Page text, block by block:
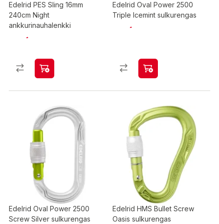
Edelrid PES Sling 16mm
240cm Night
ankkurinauhalenkki
Edelrid Oval Power 2500
Triple Icemint sulkurengas
Edelrid Oval Power 2500
Screw Silver sulkurengas
Edelrid HMS Bullet Screw
Oasis sulkurengas